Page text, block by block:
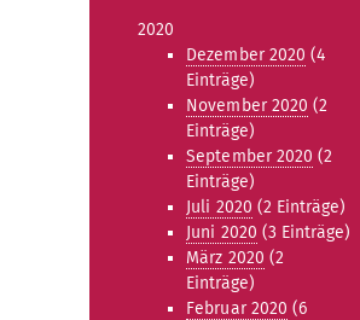
2020
Dezember 2020 (4
Einträge)
November 2020 (2
Einträge)
September 2020 (2
Einträge)
Juli 2020 (2 Einträge)
Juni 2020 (3 Einträge)
März 2020 (2
Einträge)
Februar 2020 (6